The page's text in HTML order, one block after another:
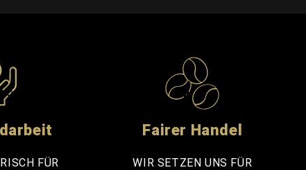
FÜR
Fairer Handel
WIR SETZEN UNS FÜR